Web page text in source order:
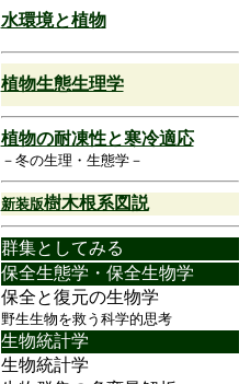
水環境と植物
植物生態生理学
植物の耐凍性と寒冷適応
－冬の生理・生態学－
新装版樹木根系図説
群集としてみる
保全生態学・保全生物学
保全と復元の生物学
野生生物を救う科学的思考
生物統計学
生物統計学